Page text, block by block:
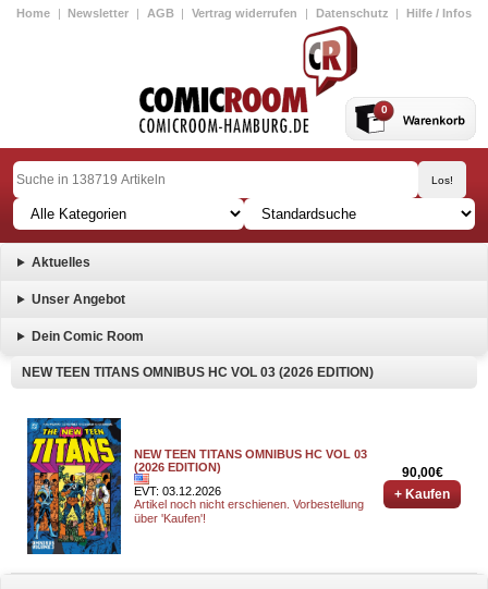
Home | Newsletter | AGB | Vertrag widerrufen | Datenschutz | Hilfe / Infos
0
Aktuelles
Unser Angebot
Dein Comic Room
NEW TEEN TITANS OMNIBUS HC VOL 03 (2026 EDITION)
NEW TEEN TITANS OMNIBUS HC VOL 03
(2026 EDITION)
EVT: 03.12.2026
Artikel noch nicht erschienen. Vorbestellung
über 'Kaufen'!
90,00€
+ Kaufen